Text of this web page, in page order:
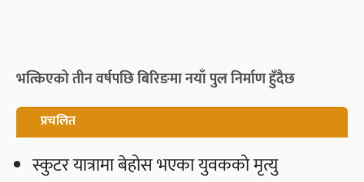
भत्किएको तीन वर्षपछि बिरिङमा नयाँ पुल निर्माण हुँदैछ
प्रचलित
स्कुटर यात्रामा बेहोस भएका युवकको मृत्यु